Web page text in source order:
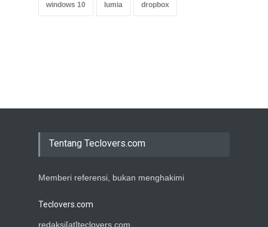
windows 10 lumia dropbox
Tentang Teclovers.com
Memberi referensi, bukan menghakimi
Teclovers.com
redaksi[at]teclovers.com